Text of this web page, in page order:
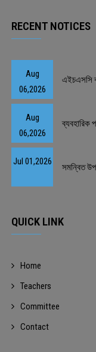
RECENT NOTICES
Aug
06,2026
এইচএসসি
Aug
06,2026
ব্যবহারিক
Jul 01,2026
সমন্বিত
QUICK LINK
Home
Teachers
Committee
Contact